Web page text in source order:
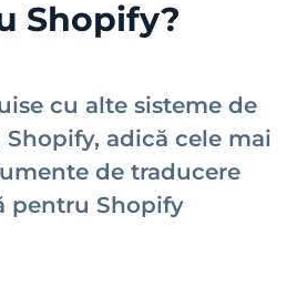
Shopify?
cu alte sisteme de
adică cele mai
de traducere
pentru Shopify